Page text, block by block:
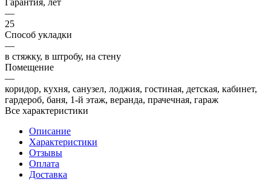
—
25
Способ укладки
—
в стяжку, в штробу, на стену
Помещение
—
коридор, кухня, санузел, лоджия, гостиная, детская, кабинет,
гардероб, баня, 1-й этаж, веранда, прачечная, гараж
Все характеристики
Описание
Характеристики
Отзывы
Оплата
Доставка